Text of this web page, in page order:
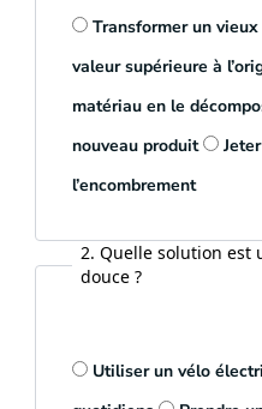
Transformer un
valeur supérieure à
matériau en le
nouveau produit
l’encombrement
2. Quelle solution est
douce ?
Utiliser un vélo